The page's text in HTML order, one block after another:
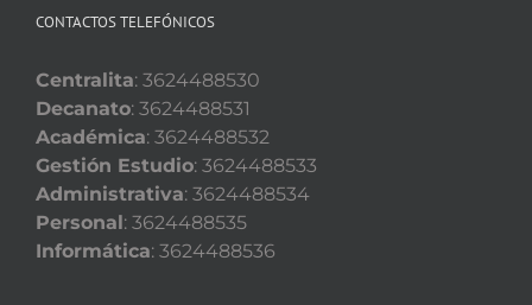
CONTACTOS TELEFÓNICOS
Centralita: 3624488530
Decanato: 3624488531
Académica: 3624488532
Gestión Estudio: 3624488533
Administrativa: 3624488534
Personal : 3624488535
Informática: 3624488536